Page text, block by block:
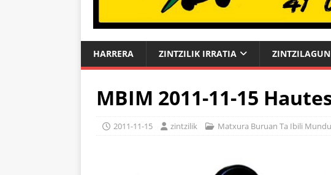
HARRERA ZINTZILIK IRRATIA
MBIM 2011-11-15
2011-11-15 zintzilik Matxura Buruan Ta Ibili